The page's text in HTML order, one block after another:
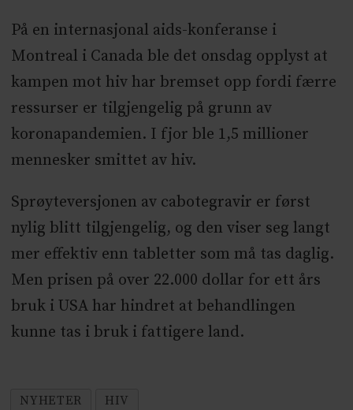
På en internasjonal aids-konferanse i
Montreal i Canada ble det onsdag opplyst at
kampen mot hiv har bremset opp fordi færre
ressurser er tilgjengelig på grunn av
koronapandemien. I fjor ble 1,5 millioner
mennesker smittet av hiv.
Sprøyteversjonen av cabotegravir er først
nylig blitt tilgjengelig, og den viser seg langt
mer effektiv enn tabletter som må tas daglig.
Men prisen på over 22.000 dollar for ett års
bruk i USA har hindret at behandlingen
kunne tas i bruk i fattigere land.
NYHETER HIV